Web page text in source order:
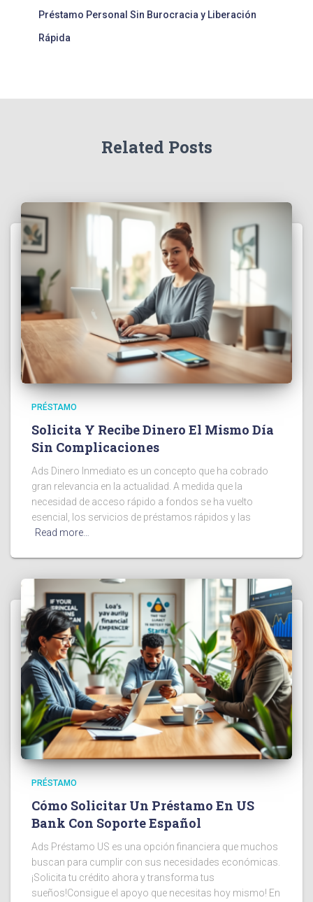
Préstamo Personal Sin Burocracia y Liberación
Rápida
Related Posts
PRÉSTAMO
Solicita Y Recibe Dinero El Mismo Día
Sin Complicaciones
Ads Dinero Inmediato es un concepto que ha cobrado
gran relevancia en la actualidad. A medida que la
necesidad de acceso rápido a fondos se ha vuelto
esencial, los servicios de préstamos rápidos y las
Read more…
PRÉSTAMO
Cómo Solicitar Un Préstamo En US
Bank Con Soporte Español
Ads Préstamo US es una opción financiera que muchos
buscan para cumplir con sus necesidades económicas.
¡Solicita tu crédito ahora y transforma tus
sueños!Consigue el apoyo que necesitas hoy mismo! En